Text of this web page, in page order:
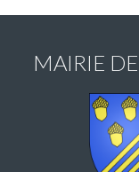
MAIRIE